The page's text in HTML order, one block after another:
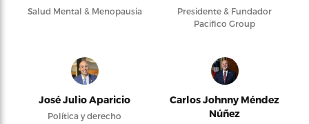
Salud Mental & Menopausia
Presidente & Fundador
Pacifico Group
José Julio Aparicio
Política y derecho
Carlos Johnny Méndez
Núñez